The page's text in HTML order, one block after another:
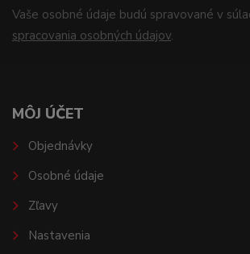
Vaše osobné údaje budú spravované v
spracovania osobných údajov.
MÔJ ÚČET
Objednávky
Osobné údaje
Zľavy
Nastavenia